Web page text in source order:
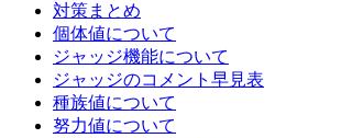
対策まとめ
個体値について
ジャッジ機能について
ジャッジのコメント早見表
種族値について
努力値について